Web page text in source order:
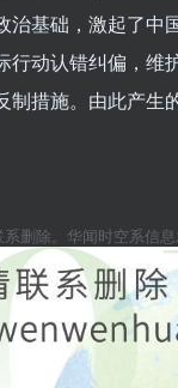
治基础，激起了
行动认错纠偏，
制措施。由此产生
删除。华闻时空系信